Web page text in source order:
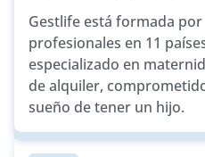
Gestlife está formada por
profesionales en 11
especializado en
de alquiler,
sueño de tener un hijo.